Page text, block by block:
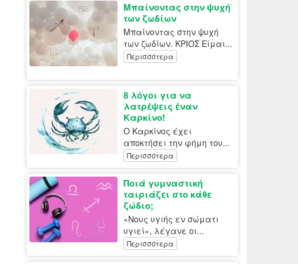
Μπαίνοντας στην ψυχή
των ζωδίων
Μπαίνοντας στην ψυχή
των ζωδίων. ΚΡΙΟΣ Είμαι...
Περισσότερα
8 λόγοι για να
λατρέψεις έναν
Καρκίνο!
Ο Καρκίνος έχει
αποκτήσει την φήμη του...
Περισσότερα
Ποιά γυμναστική
ταιριάζει στο κάθε
ζώδιο;
«Νους υγιής εν σώματι
υγιεί», λέγανε οι...
Περισσότερα